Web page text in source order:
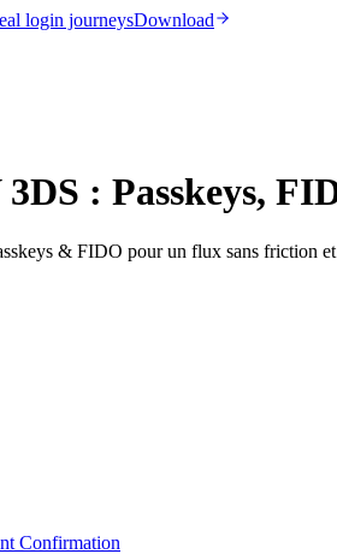
login journeysDownload
: Passkeys,
& FIDO pour un flux sans friction
Confirmation